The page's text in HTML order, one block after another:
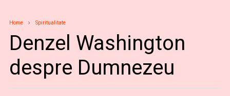
Home Spiritualitate
Denzel Washington
despre Dumnezeu